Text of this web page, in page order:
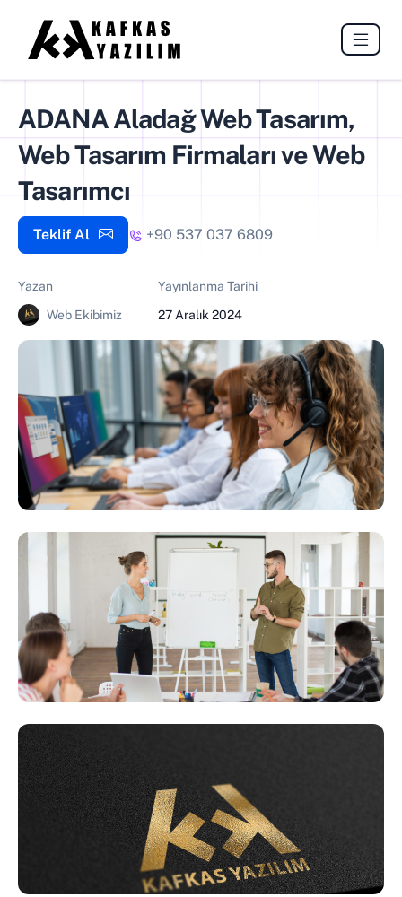
ADANA Aladağ Web Tasarım,
Web Tasarım Firmaları ve Web
Tasarımcı
Teklif Al +90 537 037 6809
Yazan
Web Ekibimiz
Yayınlanma Tarihi
27 Aralık 2024